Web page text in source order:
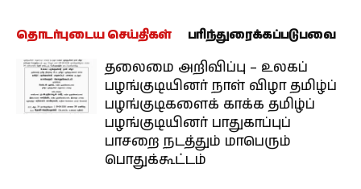
தொடர்புடைய செய்திகள் பரிந்துரைக்கப்படுபவை
தலைமை அறிவிப்பு – உலகப்
பழங்குடியினர் நாள் விழா தமிழ்ப்
பழங்குடிகளைக் காக்க தமிழ்ப்
பழங்குடியினர் பாதுகாப்புப்
பாசறை நடத்தும் மாபெரும்
பொதுக்கூட்டம்